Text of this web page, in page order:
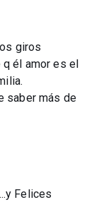
giros
q él amor es el
saber más de
Felices